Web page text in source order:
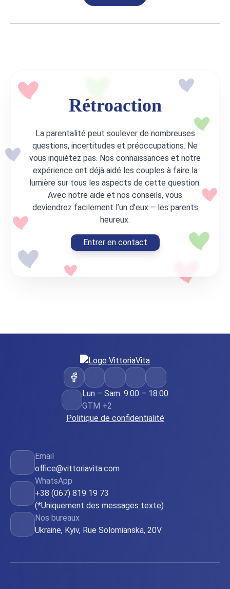
Rétroaction
La parentalité peut soulever de nombreuses
questions, incertitudes et préoccupations. Ne
vous inquiétez pas. Nos connaissances et notre
expérience ont déjà aidé les couples à faire la
lumière sur tous les aspects de cette question.
Avec notre aide et nos conseils, vous
deviendrez facilement l’un d’eux – les parents
heureux.
Entrer en contact
Lun – Sam: 9:00 – 18:00
GTM +2
Politique de confidentialité
Email
office@vittoriavita.com
WhatsApp
+38 (067) 819 19 73
(*Uniquement des messages texte)
Nos bureaux
Ukraine, Kyiv, Rue Solomianska, 20V